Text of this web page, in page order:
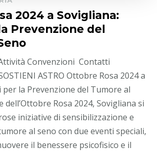
2024 a Sovigliana:
Prevenzione del
Convenzioni Contatti
ASTRO Ottobre Rosa 2024 a
per la Prevenzione del Tumore al
dell’Ottobre Rosa 2024, Sovigliana si
iniziative di sensibilizzazione e
al seno con due eventi speciali,
il benessere psicofisico e il